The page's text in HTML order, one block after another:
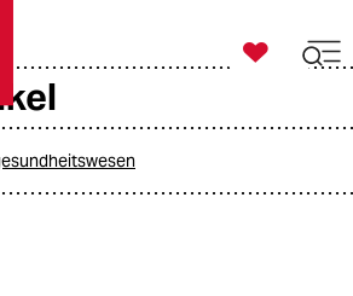
taz zahl ich

taz zahl ich